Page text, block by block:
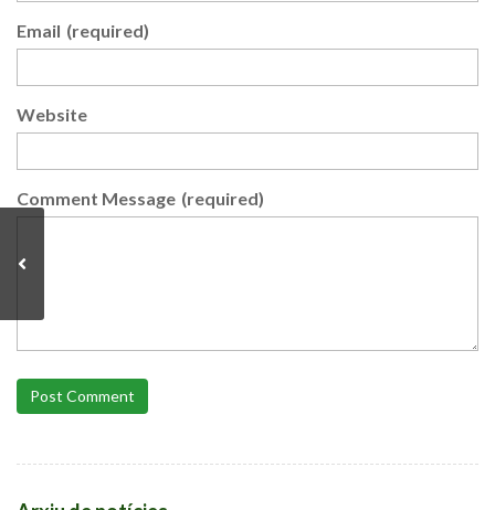
Email (required)
Website
Comment Message (required)
Post Comment